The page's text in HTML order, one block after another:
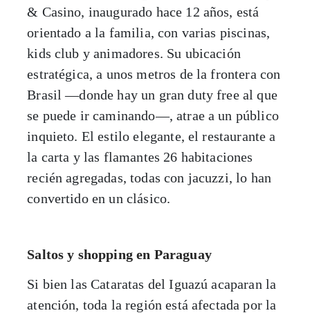
& Casino, inaugurado hace 12 años, está
orientado a la familia, con varias piscinas,
kids club y animadores. Su ubicación
estratégica, a unos metros de la frontera con
Brasil —donde hay un gran duty free al que
se puede ir caminando—, atrae a un público
inquieto. El estilo elegante, el restaurante a
la carta y las flamantes 26 habitaciones
recién agregadas, todas con jacuzzi, lo han
convertido en un clásico.
Saltos y shopping en Paraguay
Si bien las Cataratas del Iguazú acaparan la
atención, toda la región está afectada por la